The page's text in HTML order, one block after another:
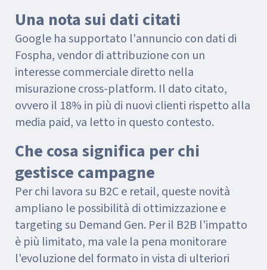
Una nota sui dati citati
Google ha supportato l'annuncio con dati di
Fospha, vendor di attribuzione con un
interesse commerciale diretto nella
misurazione cross-platform. Il dato citato,
ovvero il 18% in più di nuovi clienti rispetto alla
media paid, va letto in questo contesto.
Che cosa significa per chi
gestisce campagne
Per chi lavora su B2C e retail, queste novità
ampliano le possibilità di ottimizzazione e
targeting su Demand Gen. Per il B2B l'impatto
è più limitato, ma vale la pena monitorare
l'evoluzione del formato in vista di ulteriori